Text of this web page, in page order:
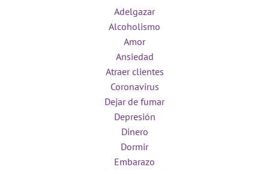
Adelgazar
Alcoholismo
Amor
Ansiedad
Atraer clientes
Coronavirus
Dejar de fumar
Depresión
Dinero
Dormir
Embarazo